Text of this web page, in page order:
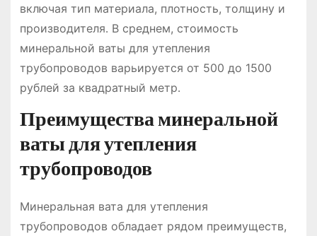
включая тип материала, плотность, толщину и
производителя․ В среднем, стоимость
минеральной ваты для утепления
трубопроводов варьируется от 500 до 1500
рублей за квадратный метр․
Преимущества минеральной
ваты для утепления
трубопроводов
Минеральная вата для утепления
трубопроводов обладает рядом преимуществ,